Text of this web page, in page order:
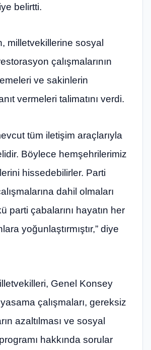
belirtti.
milletvekillerine sosyal
çalışmalarının
ve sakinlerin
vermeleri talimatını verdi.
tüm iletişim araçlarıyla
Böylece hemşehrilerimiz
hissedebilirler. Parti
dahil olmaları
parti çabalarını hayatın her
yoğunlaştırmıştır,” diye
Genel Konsey
çalışmaları, gereksiz
azaltılması ve sosyal
hakkında sorular